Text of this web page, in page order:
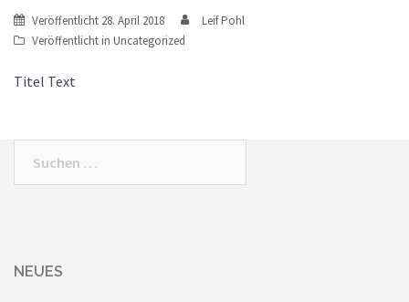
Veröffentlicht 28. April 2018
Leif Pohl
Veröffentlicht in Uncategorized
Titel Text
NEUES